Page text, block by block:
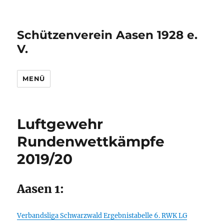
Schützenverein Aasen 1928 e.
V.
MENÜ
Luftgewehr
Rundenwettkämpfe
2019/20
Aasen 1:
Verbandsliga Schwarzwald Ergebnistabelle 6. RWK LG